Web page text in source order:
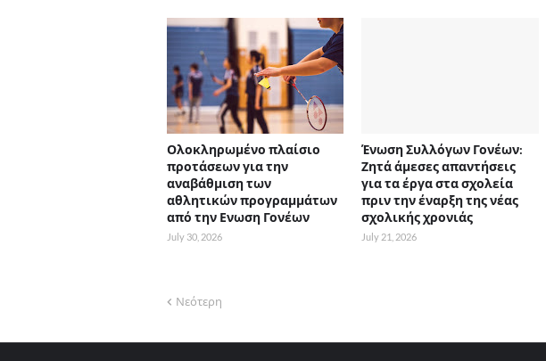
Ολοκληρωμένο πλαίσιο
προτάσεων για την
αναβάθμιση των
αθλητικών προγραμμάτων
από την Ενωση Γονέων
July 30, 2026
Ένωση Συλλόγων Γονέων:
Ζητά άμεσες απαντήσεις
για τα έργα στα σχολεία
πριν την έναρξη της νέας
σχολικής χρονιάς
July 21, 2026
Νεότερη